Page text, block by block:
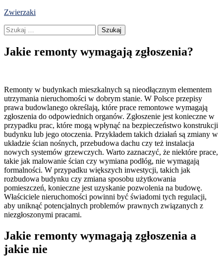
Skip
content
Zwierzaki
Szukaj:
Jakie remonty wymagają zgłoszenia?
Remonty w budynkach mieszkalnych są nieodłącznym elementem
utrzymania nieruchomości w dobrym stanie. W Polsce przepisy
prawa budowlanego określają, które prace remontowe wymagają
zgłoszenia do odpowiednich organów. Zgłoszenie jest konieczne w
przypadku prac, które mogą wpłynąć na bezpieczeństwo konstrukcji
budynku lub jego otoczenia. Przykładem takich działań są zmiany w
układzie ścian nośnych, przebudowa dachu czy też instalacja
nowych systemów grzewczych. Warto zaznaczyć, że niektóre prace,
takie jak malowanie ścian czy wymiana podłóg, nie wymagają
formalności. W przypadku większych inwestycji, takich jak
rozbudowa budynku czy zmiana sposobu użytkowania
pomieszczeń, konieczne jest uzyskanie pozwolenia na budowę.
Właściciele nieruchomości powinni być świadomi tych regulacji,
aby uniknąć potencjalnych problemów prawnych związanych z
niezgłoszonymi pracami.
Jakie remonty wymagają zgłoszenia a
jakie nie